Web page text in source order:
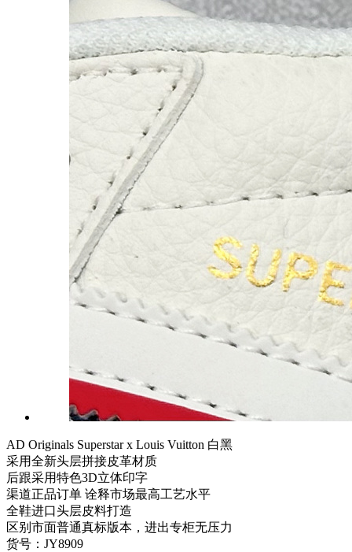
AD Originals Superstar x Louis Vuitton 白黑
采用全新头层拼接皮革材质
后跟采用特色3D立体印字
渠道正品订单 诠释市场最高工艺水平
全鞋进口头层皮料打造
区别市面普通真标版本，进出专柜无压力
货号：JY8909